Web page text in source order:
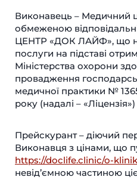
Виконавець – Медичний
обмеженою
ЦЕНТР «ДОК ЛАЙФ», що
послуги на підставі
Міністерства охорони
провадження
медичної практики №
року (надалі – «Ліцензія»)
Прейскурант – діючий
Виконавця з цінами, що
https://doclife.clinic/o-
невід’ємною частиною